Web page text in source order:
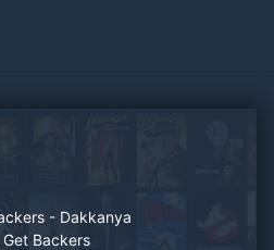
- Dakkanya
Get Backers